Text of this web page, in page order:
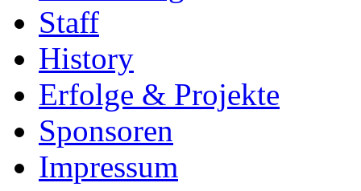
Staff
History
Erfolge & Projekte
Sponsoren
Impressum